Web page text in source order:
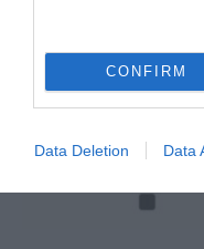
CONFIRM
Data Deletion Data